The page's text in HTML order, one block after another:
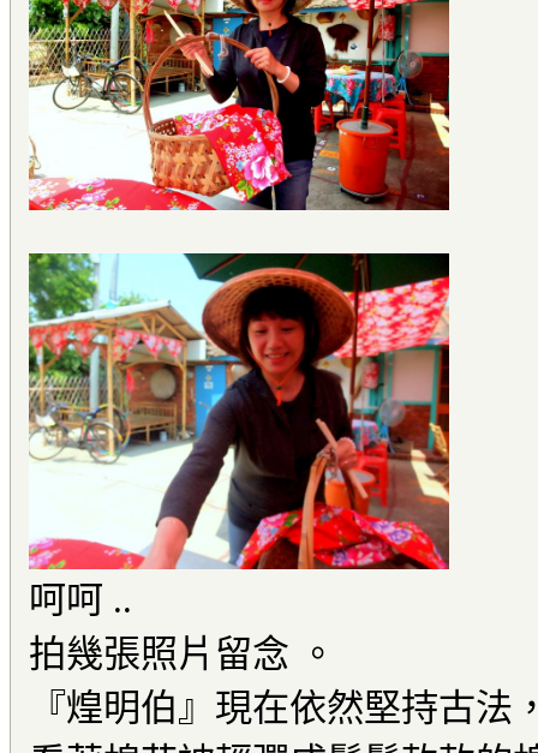
呵呵 ..
拍幾張照片留念 。
『煌明伯』現在依然堅持古